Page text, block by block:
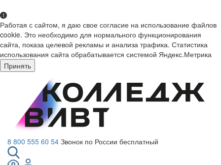
Работая с сайтом, я даю свое согласие на использование файлов
cookie. Это необходимо для нормального функционирования
сайта, показа целевой рекламы и анализа трафика. Статистика
использования сайта обрабатывается системой Яндекс.Метрика
Принять
8 800 555 60 54 Звонок по России бесплатный